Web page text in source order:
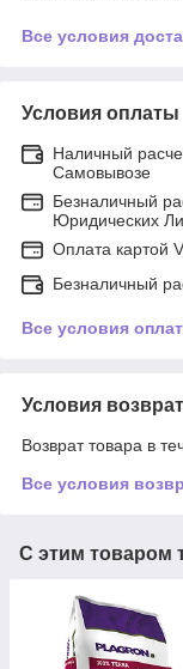
Все условия
Условия оплаты
Наличный
Самовывозе
Безналичный
Юридических
Оплата картой
Безналичный
Все условия
Условия
Возврат товара в
Все условия
С этим товаром